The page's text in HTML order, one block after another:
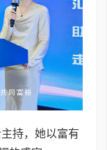
持，她以富有